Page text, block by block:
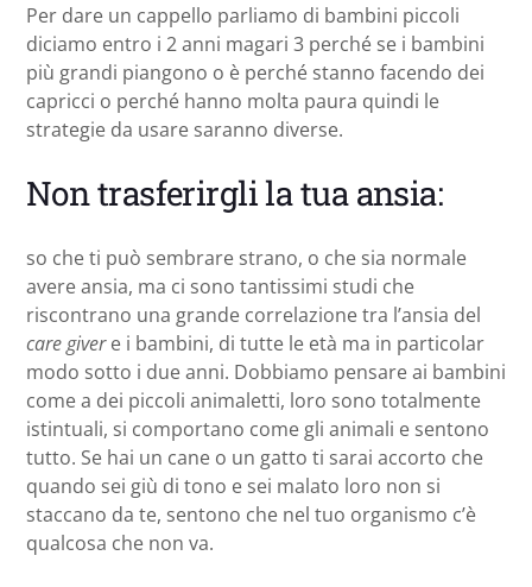
Per dare un cappello parliamo di bambini piccoli
diciamo entro i 2 anni magari 3 perché se i bambini
più grandi piangono o è perché stanno facendo dei
capricci o perché hanno molta paura quindi le
strategie da usare saranno diverse.
Non trasferirgli la tua ansia:
so che ti può sembrare strano, o che sia normale
avere ansia, ma ci sono tantissimi studi che
riscontrano una grande correlazione tra l’ansia del
care givere i bambini, di tutte le età ma in particolar
modo sotto i due anni. Dobbiamo pensare ai bambini
come a dei piccoli animaletti, loro sono totalmente
istintuali, si comportano come gli animali e sentono
tutto. Se hai un cane o un gatto ti sarai accorto che
quando sei giù di tono e sei malato loro non si
staccano da te, sentono che nel tuo organismo c’è
qualcosa che non va.